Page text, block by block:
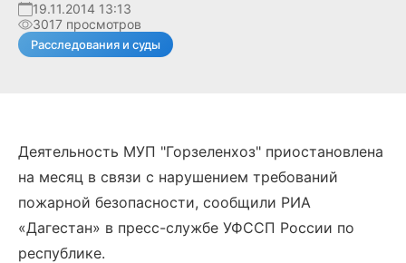
19.11.2014 13:13
3017 просмотров
Расследования и суды
Деятельность МУП "Горзеленхоз" приостановлена
на месяц в связи с нарушением требований
пожарной безопасности, сообщили РИА
«Дагестан» в пресс-службе УФССП России по
республике.